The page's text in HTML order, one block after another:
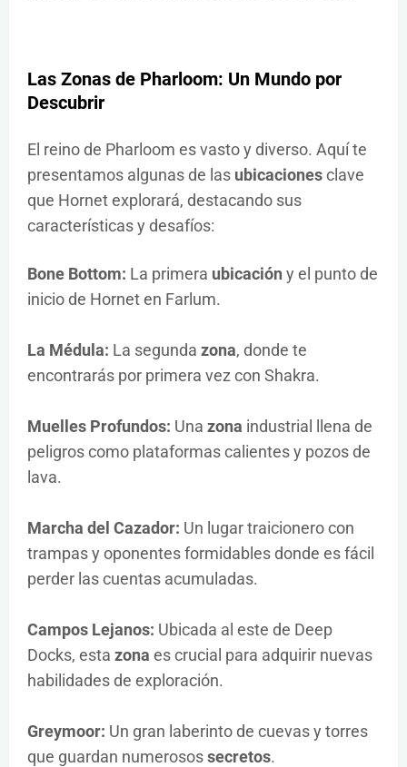
Las Zonas de Pharloom: Un Mundo por
Descubrir
El reino de Pharloom es vasto y diverso. Aquí te
presentamos algunas de las ubicacionesclave
que Hornet explorará, destacando sus
características y desafíos:
Bone Bottom: La primera ubicación y el punto de
inicio de Hornet en Farlum.
La Médula: La segunda zona, donde te
encontrarás por primera vez con Shakra.
Muelles Profundos: Una zona industrial llena de
peligros como plataformas calientes y pozos de
lava.
Marcha del Cazador: Un lugar traicionero con
trampas y oponentes formidables donde es fácil
perder las cuentas acumuladas.
Campos Lejanos: Ubicada al este de Deep
Docks, esta zona es crucial para adquirir nuevas
habilidades de exploración.
Greymoor: Un gran laberinto de cuevas y torres
que guardan numerosossecretos.